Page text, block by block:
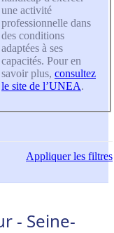
une activité
professionnelle dans
des conditions
adaptées à ses
capacités. Pour en
savoir plus, consultez
le site de l’UNEA.
Appliquerles filtres
- Seine-